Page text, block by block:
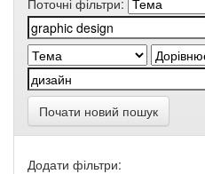
Поточні фільтри:
Почати новий пошук
Додати фільтри: